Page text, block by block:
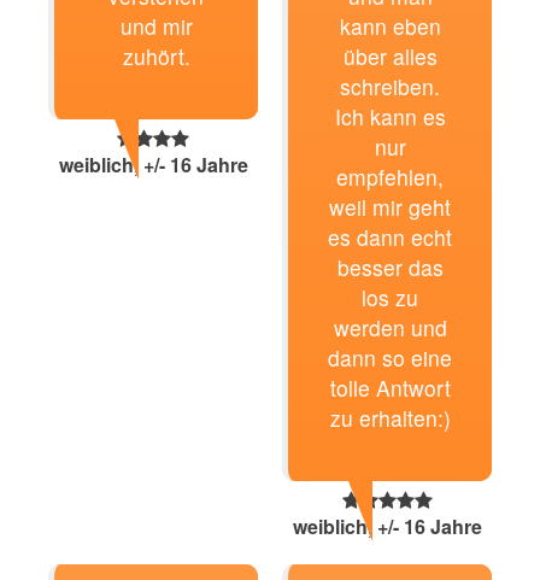
und mir
zuhört.
weiblich, +/- 16 Jahre
kann eben
über alles
schreiben.
Ich kann es
nur
empfehlen,
weil mir geht
es dann echt
besser das
los zu
werden und
dann so eine
tolle Antwort
zu erhalten:)
weiblich, +/- 16 Jahre